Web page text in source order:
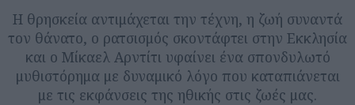
Η θρησκεία αντιμάχεται την τέχνη, η ζωή συναντά
τον θάνατο, ο ρατσισμός σκοντάφτει στην Εκκλησία
και ο Μίκαελ Αρντίτι υφαίνει ένα σπονδυλωτό
μυθιστόρημα με δυναμικό λόγο που καταπιάνεται
με τις εκφάνσεις της ηθικής στις ζωές μας.